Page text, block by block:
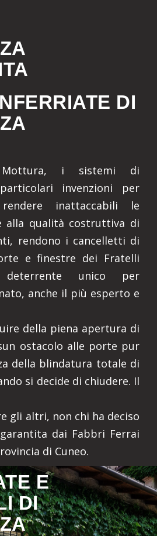
DI
i sistemi di
invenzioni per
inattaccabili le
alla qualità costruttiva di
rendono i cancelletti di
e finestre dei Fratelli
unico per
anche il più esperto e
della piena apertura di
ostacolo alle porte pur
della blindatura totale di
si decide di chiudere. Il
gli altri, non chi ha deciso
dai Fabbri Ferrai
di Cuneo.
E
DI